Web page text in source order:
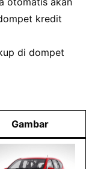
kredit
di dompet
Gambar